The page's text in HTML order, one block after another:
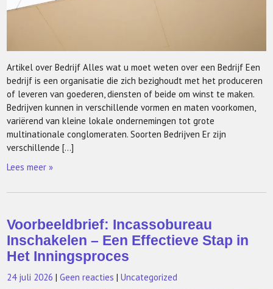
Artikel over Bedrijf Alles wat u moet weten over een Bedrijf Een
bedrijf is een organisatie die zich bezighoudt met het produceren
of leveren van goederen, diensten of beide om winst te maken.
Bedrijven kunnen in verschillende vormen en maten voorkomen,
variërend van kleine lokale ondernemingen tot grote
multinationale conglomeraten. Soorten Bedrijven Er zijn
verschillende […]
Lees meer »
Voorbeeldbrief: Incassobureau
Inschakelen – Een Effectieve Stap in
Het Inningsproces
24 juli 2026 |Geen reacties |Uncategorized